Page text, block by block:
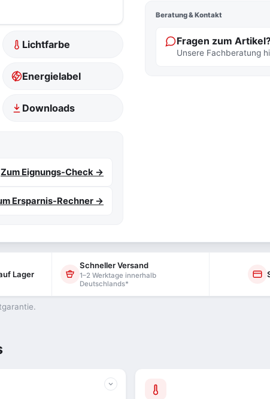
Lichtfarbe
Energielabel
Downloads
Zum Eignungs-Check →
Ersparnis-Rechner →
Beratung & Kontakt
Fragen zum
Unsere Fachberatung
Lager
Schneller Versand
1–2 Werktage innerhalb
Deutschlands*